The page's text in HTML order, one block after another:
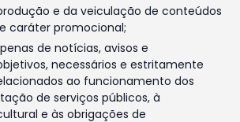
e da veiculação de conteúdos
caráter promocional;
de notícias, avisos e
necessários e estritamente
ao funcionamento dos
de serviços públicos, à
e às obrigações de